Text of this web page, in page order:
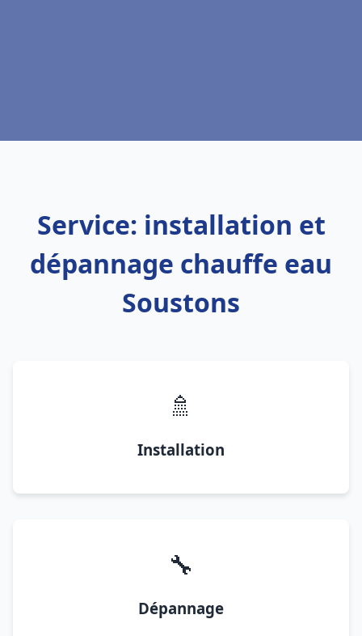
Service: installation et
dépannage chauffe eau
Soustons
🚿
Installation
🔧
Dépannage